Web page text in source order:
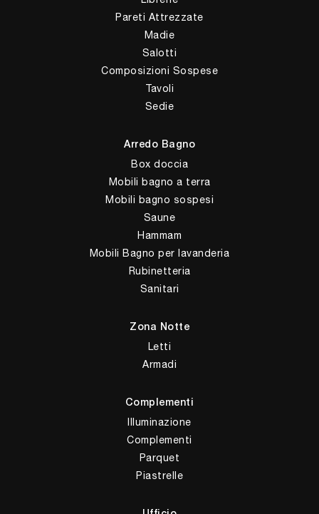
Pareti Attrezzate
Madie
Salotti
Composizioni Sospese
Tavoli
Sedie
Arredo Bagno
Box doccia
Mobili bagno a terra
Mobili bagno sospesi
Saune
Hammam
Mobili Bagno per lavanderia
Rubinetteria
Sanitari
Zona Notte
Letti
Armadi
Complementi
Illuminazione
Complementi
Parquet
Piastrelle